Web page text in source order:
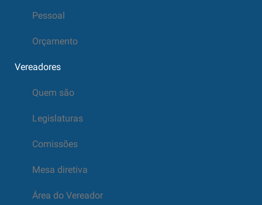
Pessoal
Orçamento
Vereadores
Quem são
Legislaturas
Comissões
Mesa diretiva
Área do Vereador